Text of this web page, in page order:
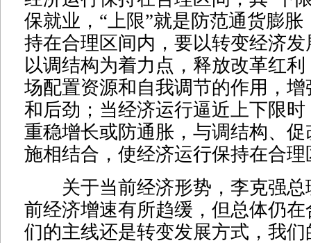
保就业，“上限”就是防范通货膨
持在合理区间内，要以转变经济
以调结构为着力点，释放改革红
场配置资源和自我调节的作用，
和后劲；当经济运行逼近上下限
重稳增长或防通胀，与调结构、
施相结合，使经济运行保持在合理
关于当前经济形势，李克强总
前经济增速有所趋缓，但总体仍在
们的主线还是转变发展方式，我